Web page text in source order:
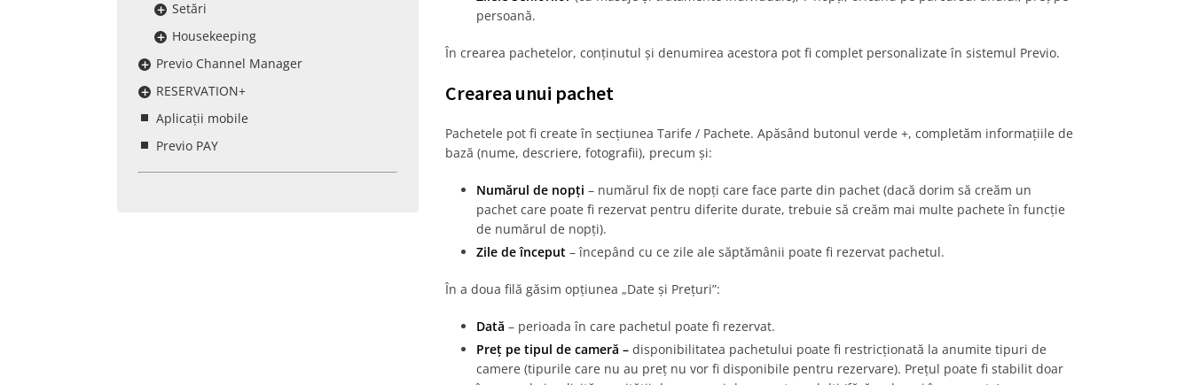
Setări
Housekeeping
Previo Channel Manager
RESERVATION+
Aplicații mobile
Previo PAY
persoană.
În crearea pachetelor, conținutul și denumirea acestora pot fi complet personalizate în sistemul Previo.
Crearea unui pachet
Pachetele pot fi create în secțiunea Tarife / Pachete. Apăsând butonul verde +, completăm informațiile de
bază (nume, descriere, fotografii), precum și:
Numărul de nopți – numărul fix de nopți care face parte din pachet (dacă dorim să creăm un
pachet care poate fi rezervat pentru diferite durate, trebuie să creăm mai multe pachete în funcție
de numărul de nopți).
Zile de început– începând cu ce zile ale săptămânii poate fi rezervat pachetul.
În a doua filă găsim opțiunea „Date și Prețuri”:
Dată – perioada în care pachetul poate fi rezervat.
Preț pe tipul de cameră –disponibilitatea pachetului poate fi restricționată la anumite tipuri de
camere (tipurile care nu au preț nu vor fi disponibile pentru rezervare). Prețul poate fi stabilit doar